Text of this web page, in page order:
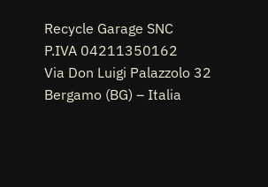
Recycle Garage SNC
P.IVA 04211350162
Via Don Luigi Palazzolo 32
Bergamo (BG) – Italia